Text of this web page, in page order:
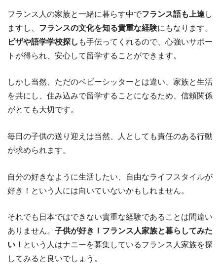
フランス人の家族と一緒に暮らす中でフランス語も上達 し
ますし、 フランスの文化を知る貴重な経験にもなります。
ビザや語学学校探し も手伝ってくれるので、心強いサポー
トが得られ、安心して留学することができます。
しかし当然、ただのベビーシッターとは違い、家族と生活
を共にし、住み込みで留学することになるため、信頼関係
がとても大切です。
毎日の子供の送り迎えは当然、人としても責任のある行動
が求められます。
自分の好きなように生活したい、自由なライフスタイルが
好き！という人には向いていないかもしれません。
それでも日本ではできない貴重な経験であることは間違い
ありません。 子供が好き！フランス人家族と暮らしてみた
い！ という人はナニーを募集しているフランス人家族を探
してみると良いでしょう。